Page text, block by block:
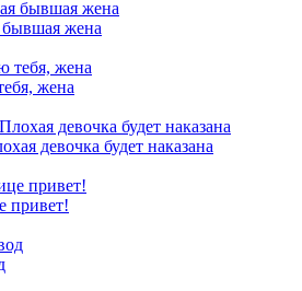
жена
жена
девочка будет наказана
привет!